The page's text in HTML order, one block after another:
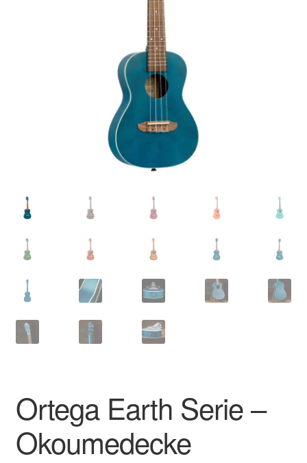
Ortega Earth Serie –
Okoumedecke